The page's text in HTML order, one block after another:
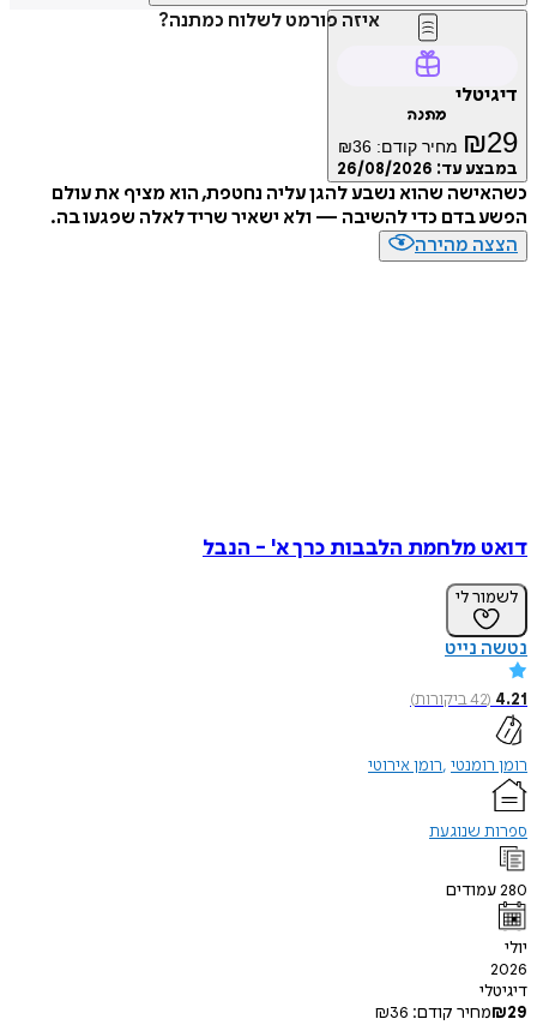
איזה פורמט לשלוח כמתנה?
₪ מחיר קודם: ₪36
עד:26/08/2026
שהוא נשבע להגן עליה נחטפת, הוא מציף את עולם
בדם כדי להשיבה — ולא ישאיר שריד לאלה שפגעו בה.
מהירה
מלחמת הלבבות כרך א' - הנבל
לי
נייט
42ביקורות)
רומן אירוטי
שנוגעת
קודם:
₪36